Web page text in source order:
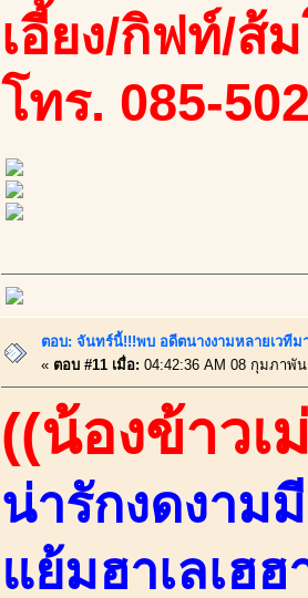
เอี้ยง/กิฟท์/ส้
โทร. 085-
ตอบ: จันทร์นี้!!!พบ อดีตนางงามหลายเวที
« ตอบ #11 เมื่อ: 04:42:36 AM 08 กุมภาพั
((น้องข้าวเ
น่ารักงดงาม
แย้มฮาเลเฮ